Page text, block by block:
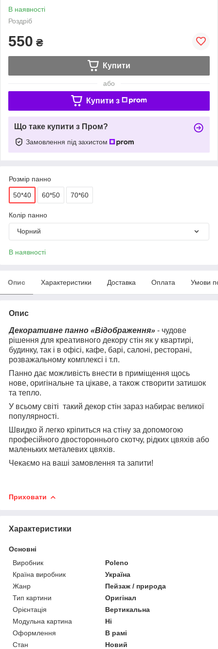
В наявності
Роздріб
550 ₴
Купити
або
Купити з
Що таке купити з Пром?
Замовлення під захистом
Розмір панно
50*40 60*50 70*60
Колір панно
Чорний
В наявності
Опис Характеристики Доставка Оплата Умови
Опис
Декоративне панно «Відображення» - чудове
рішення для креативного декору стін як у квартирі,
будинку, так і в офісі, кафе, барі, салоні, ресторані,
розважальному комплексі і т.п.
Панно дає можливість внести в приміщення щось
нове, оригінальне та цікаве, а також створити затишок
та тепло.
У всьому світі такий декор стін зараз набирає великої
популярності.
Швидко й легко кріпиться на стіну за допомогою
професійного двостороннього скотчу, рідких цвяхів або
маленьких металевих цвяхів.
Чекаємо на ваші замовлення та запити!
Приховати
Характеристики
Основні
Виробник
Poleno
Країна виробник
Україна
Жанр
Пейзаж / природа
Тип картини
Оригінал
Орієнтація
Вертикальна
Модульна картина
Ні
Оформлення
В рамі
Стан
Новий